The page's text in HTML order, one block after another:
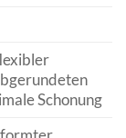
Schonung